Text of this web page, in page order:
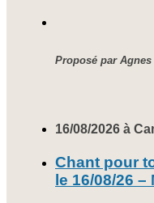
Proposé par
16/08/2026 à
Chant pour
le 16/08/26